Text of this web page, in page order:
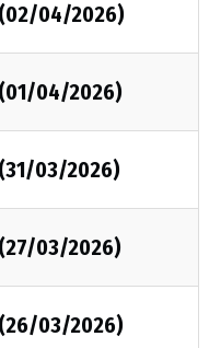
(02/04/2026)
04/2026)
03/2026)
03/2026)
03/2026)